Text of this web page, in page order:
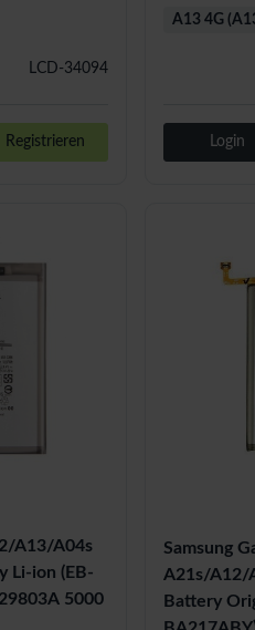
LCD-34094
Registrieren
A13 4G
Login
A13/A04s
Li-ion (EB-
5000
Samsung
A21s/A12/
Battery